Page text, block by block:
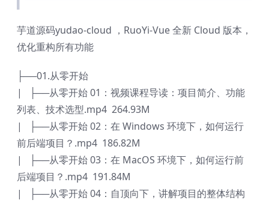
芋道源码yudao-cloud ，RuoYi-Vue 全新 Cloud 版本，
优化重构所有功能
├──01.从零开始
| ├──从零开始 01：视频课程导读：项目简介、功能
列表、技术选型.mp4 264.93M
| ├──从零开始 02：在 Windows 环境下，如何运行
前后端项目？.mp4 186.82M
| ├──从零开始 03：在 MacOS 环境下，如何运行前
后端项目？.mp4 191.84M
| ├──从零开始 04：自顶向下，讲解项目的整体结构